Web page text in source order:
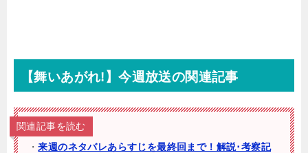
【舞いあがれ!】今週放送の関連記事
関連記事を読む
・来週のネタバレあらすじを最終回まで！解説･考察記